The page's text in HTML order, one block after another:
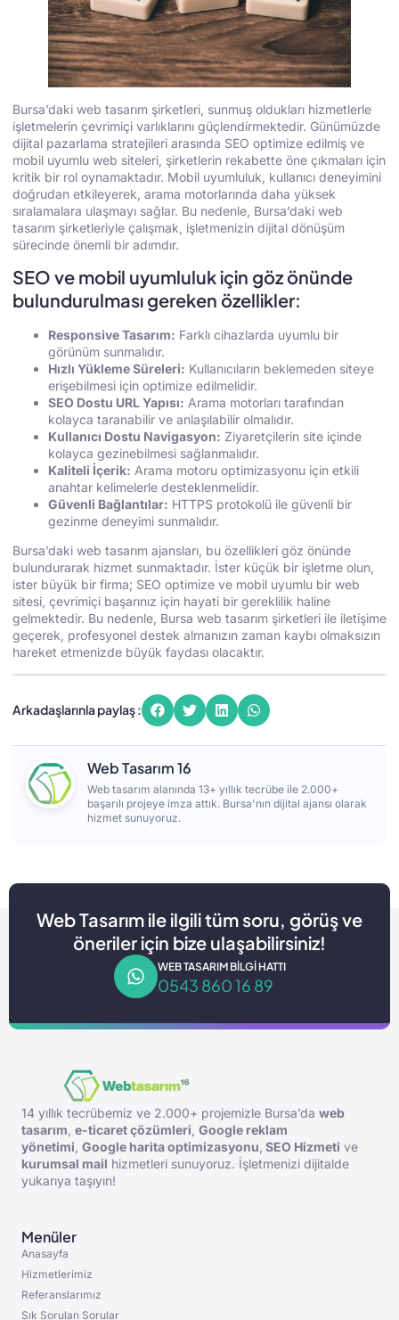
Bursa’daki web tasarım şirketleri, sunmuş oldukları hizmetlerle
işletmelerin çevrimiçi varlıklarını güçlendirmektedir. Günümüzde
dijital pazarlama stratejileri arasında SEO optimize edilmiş ve
mobil uyumlu web siteleri, şirketlerin rekabette öne çıkmaları için
kritik bir rol oynamaktadır. Mobil uyumluluk, kullanıcı deneyimini
doğrudan etkileyerek, arama motorlarında daha yüksek
sıralamalara ulaşmayı sağlar. Bu nedenle, Bursa’daki web
tasarım şirketleriyle çalışmak, işletmenizin dijital dönüşüm
sürecinde önemli bir adımdır.
SEO ve mobil uyumluluk için göz önünde
bulundurulması gereken özellikler:
Responsive Tasarım: Farklı cihazlarda uyumlu bir
görünüm sunmalıdır.
Hızlı Yükleme Süreleri: Kullanıcıların beklemeden siteye
erişebilmesi için optimize edilmelidir.
SEO Dostu URL Yapısı: Arama motorları tarafından
kolayca taranabilir ve anlaşılabilir olmalıdır.
Kullanıcı Dostu Navigasyon: Ziyaretçilerin site içinde
kolayca gezinebilmesi sağlanmalıdır.
Kaliteli İçerik: Arama motoru optimizasyonu için etkili
anahtar kelimelerle desteklenmelidir.
Güvenli Bağlantılar: HTTPS protokolü ile güvenli bir
gezinme deneyimi sunmalıdır.
Bursa’daki web tasarım ajansları, bu özellikleri göz önünde
bulundurarak hizmet sunmaktadır. İster küçük bir işletme olun,
ister büyük bir firma; SEO optimize ve mobil uyumlu bir web
sitesi, çevrimiçi başarınız için hayati bir gereklilik haline
gelmektedir. Bu nedenle, Bursa web tasarım şirketleri ile iletişime
geçerek, profesyonel destek almanızın zaman kaybı olmaksızın
hareket etmenizde büyük faydası olacaktır.
Arkadaşlarınla paylaş :
Web Tasarım 16
Web tasarım alanında 13+ yıllık tecrübe ile 2.000+
başarılı projeye imza attık. Bursa'nın dijital ajansı olarak
hizmet sunuyoruz.
Web Tasarım ile ilgili tüm soru, görüş ve
öneriler için bize ulaşabilirsiniz!
WEB TASARIM BILGI HATTI
0543 860 16 89
14 yıllık tecrübemiz ve 2.000+ projemizle Bursa’da web
tasarım e-ticaret çözümleri Google reklam
yönetimi Google harita optimizasyonu SEO Hizmeti ve
kurumsal mail hizmetleri sunuyoruz. İşletmenizi dijitalde
yukarıya taşıyın!
Menüler
Anasayfa
Hizmetlerimiz
Referanslarımız
Sık Sorulan Sorular